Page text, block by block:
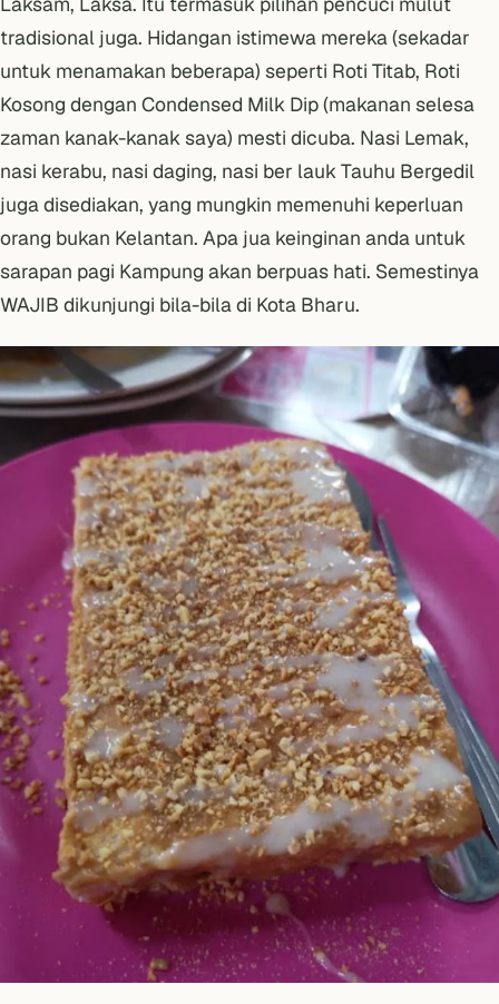
tradisional juga. Hidangan istimewa mereka (sekadar
untuk menamakan beberapa) seperti Roti Titab, Roti
Kosong dengan Condensed Milk Dip (makanan selesa
zaman kanak-kanak saya) mesti dicuba. Nasi Lemak,
nasi kerabu, nasi daging, nasi ber lauk Tauhu Bergedil
juga disediakan, yang mungkin memenuhi keperluan
orang bukan Kelantan. Apa jua keinginan anda untuk
sarapan pagi Kampung akan berpuas hati. Semestinya
WAJIB dikunjungi bila-bila di Kota Bharu.